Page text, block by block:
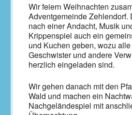
Wir feiern Weihnachten
Adventgemeinde Zehlendorf.
nach einer Andacht, Musik
Krippenspiel auch ein
und Kuchen geben, wozu
Geschwister und andere
herzlich eingeladen sind.
Wir gehen danach mit den
Wald und machen ein
Nachgeländespiel mit